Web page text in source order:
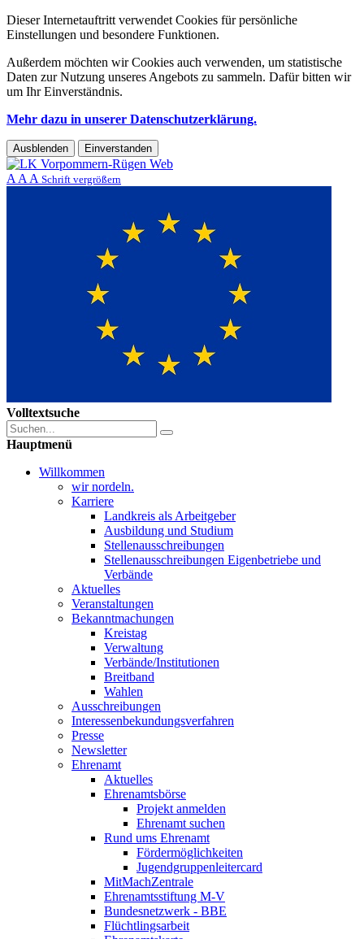
Dieser Internetauftritt verwendet Cookies für persönliche
Einstellungen und besondere Funktionen.
Außerdem möchten wir Cookies auch verwenden, um statistische
Daten zur Nutzung unseres Angebots zu sammeln. Dafür bitten wir
um Ihr Einverständnis.
Mehr dazu in unserer Datenschutzerklärung.
Ausblenden Einverstanden
A A A Schrift vergrößern
Volltextsuche
Hauptmenü
Willkommen
wir nordeln.
Karriere
Landkreis als Arbeitgeber
Ausbildung und Studium
Stellenausschreibungen
Stellenausschreibungen Eigenbetriebe und
Verbände
Aktuelles
Veranstaltungen
Bekanntmachungen
Kreistag
Verwaltung
Verbände/Institutionen
Breitband
Wahlen
Ausschreibungen
Interessen­bekundungsverfahren
Presse
Newsletter
Ehrenamt
Aktuelles
Ehrenamtsbörse
Projekt anmelden
Ehrenamt suchen
Rund ums Ehrenamt
Fördermöglichkeiten
Jugendgruppenleitercard
MitMachZentrale
Ehrenamtsstiftung M-V
Bundesnetzwerk - BBE
Flüchtlingsarbeit